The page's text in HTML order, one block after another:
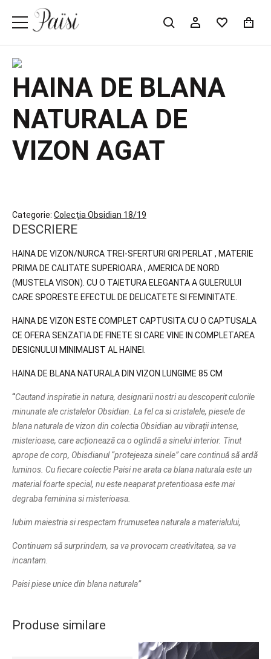
HAINA DE BLANA
NATURALA DE
VIZON AGAT
Categorie: Colecția Obsidian 18/19
DESCRIERE
HAINA DE VIZON/NURCA TREI-SFERTURI GRI PERLAT , MATERIE
PRIMA DE CALITATE SUPERIOARA , AMERICA DE NORD
(MUSTELA VISON). CU O TAIETURA ELEGANTA A GULERULUI
CARE SPORESTE EFECTUL DE DELICATETE SI FEMINITATE.
HAINA DE VIZON ESTE COMPLET CAPTUSITA CU O CAPTUSALA
CE OFERA SENZATIA DE FINETE SI CARE VINE IN COMPLETAREA
DESIGNULUI MINIMALIST AL HAINEI.
HAINA DE BLANA NATURALA DIN VIZON LUNGIME 85 CM
“Cautand inspiratie in natura, designarii nostri au descoperit culorile
minunate ale cristalelor Obsidian. La fel ca si cristalele, piesele de
blana naturala de vizon din colectia Obsidian au vibrații intense,
misterioase, care acționează ca o oglindă a sinelui interior. Tinut
aprope de corp, Obisdianul “protejeaza sinele” care continuă să ardă
luminos. Cu fiecare colectie Paisi ne arata ca blana naturala este un
material foarte special, nu este neaparat pretentioasa este mai
degraba feminina si misterioasa.
Iubim maiestria si respectam frumusetea naturala a materialului,
Continuam să surprindem, sa va provocam creativitatea, sa va
incantam.
Paisi piese unice din blana naturala”
Produse similare